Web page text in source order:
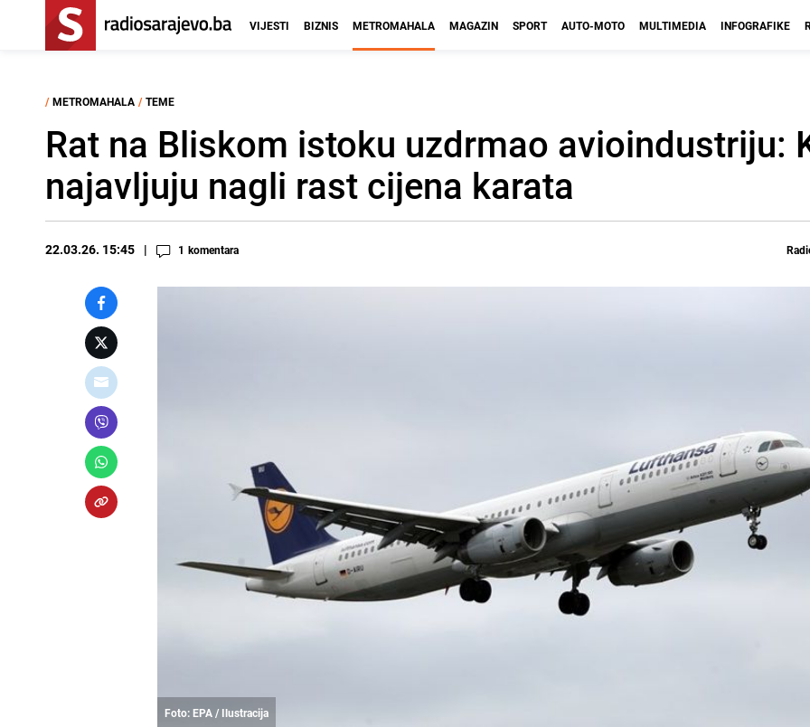
VIJESTI BIZNIS METROMAHALA MAGAZIN SPORT AUTO-MOTO MULTIMEDIA INFOGRAFIKE
/ METROMAHALA / TEME
Rat na Bliskom istoku uzdrmao avioindustriju:
najavljuju nagli rast cijena karata
22.03.26. 15:45 1 komentara
Foto: EPA / Ilustracija